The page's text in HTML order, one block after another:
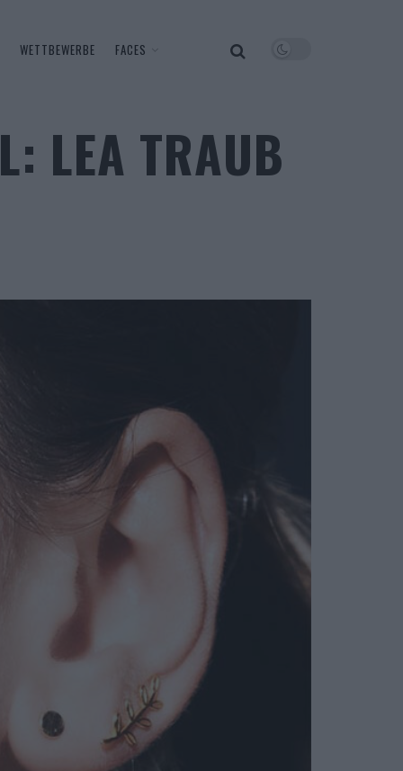
WETTBEWERBE FACES
LEA TRAUB